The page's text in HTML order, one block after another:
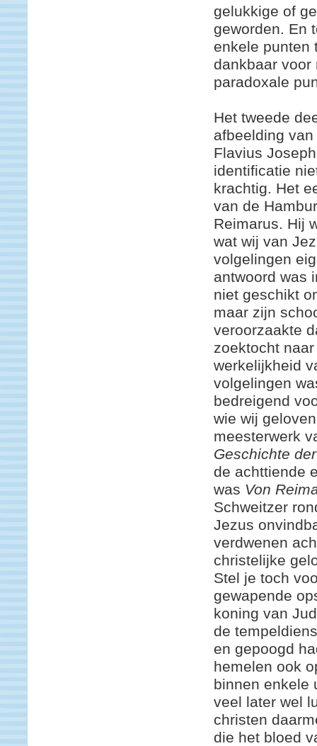
gelukkige of
geworden. En
enkele punten
dankbaar voor
paradoxale
Het tweede
afbeelding
Flavius
identificatie
krachtig. Het
van de
Reimarus. Hij
wat wij van
volgelingen
antwoord was
niet geschikt
maar zijn
veroorzaakte
zoektocht
werkelijkheid
volgelingen
bedreigend
wie wij
meesterwerk
Geschichte
de achttiende
was Von
Schweitzer
Jezus
verdwenen
christelijke
Stel je toch
gewapende
koning van
de
en gepoogd
hemelen ook
binnen enkele
veel later wel
christen
die het bloed